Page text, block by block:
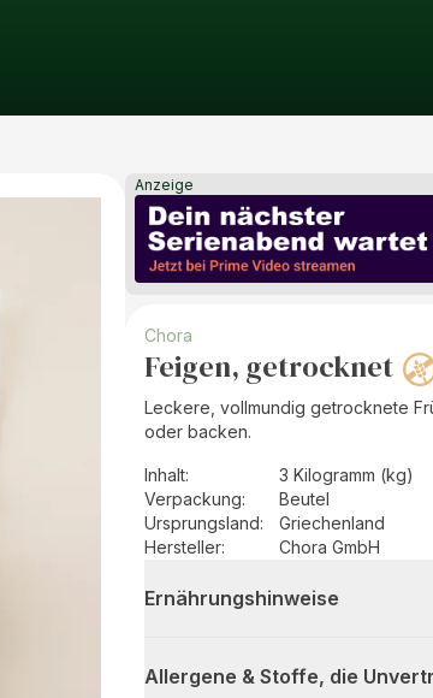
Anzeige
Chora
Feigen, getrocknet
Leckere, vollmundig getrocknete
oder backen.
Inhalt:
3 Kilogramm (kg)
Verpackung:
Beutel
Ursprungsland:
Griechenland
Hersteller: Chora GmbH
Ernährungshinweise
Allergene & Stoffe, die